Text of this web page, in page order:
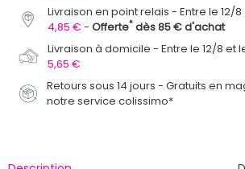
Livraison en point relais
Entre le 12/
4,85 €
Offerte* dès 85 € d'achat
Livraison à domicile
Entre le 12/8 et
5,65 €
Retours sous 14 jours - Gratuits en
notre service colissimo*